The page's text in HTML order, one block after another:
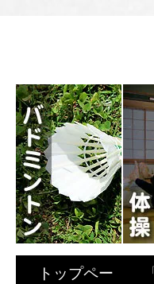
トップペー